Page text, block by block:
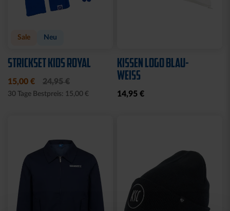
Sale Neu
STRICKSET KIDS ROYAL
15,00 € 24,95 €
30 Tage Bestpreis: 15,00 €
KISSEN LOGO BLAU-
WEISS
14,95 €